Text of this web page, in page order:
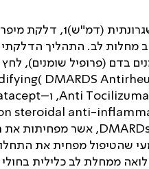
לב. התהליך הדלקתי
בדם (פרופיל שומנים),
DMARDS
Anti, ו–
steroidal anti-
, אשר מפחיתות את
שהטיפול מפחית את
ממחלת לב כלילית